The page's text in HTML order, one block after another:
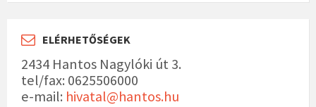
ELÉRHETŐSÉGEK
2434 Hantos Nagylóki út 3.
tel/fax: 0625506000
e-mail: hivatal@hantos.hu